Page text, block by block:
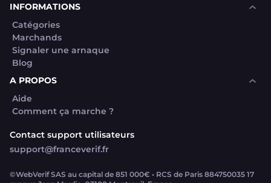
INFORMATIONS
Catégories
Marchands
Signaler une arnaque
Blog
A PROPOS
Aide
Comment ça marche ?
Contact support utilisateurs
support@franceverif.fr
©WebVerif SAS au capital de 851 000€ • RCS de Paris 884750035 17